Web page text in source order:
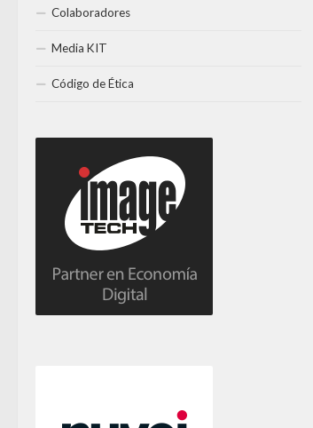
Colaboradores
Media KIT
Código de Ética